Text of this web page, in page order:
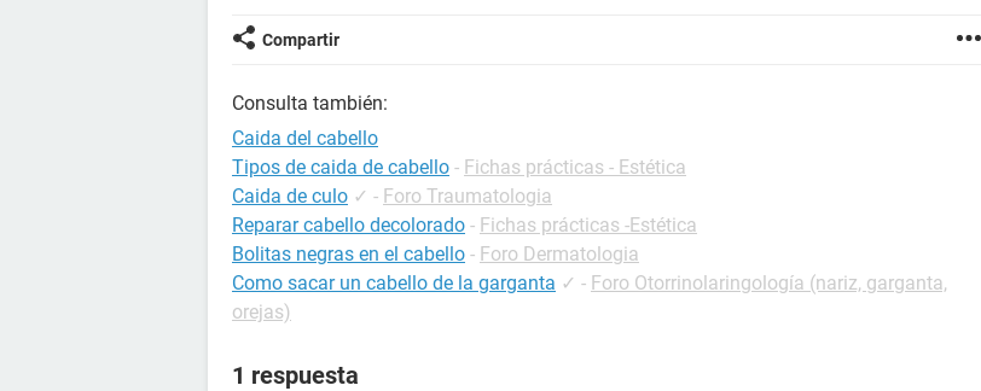
Compartir
Consulta también:
Caida del cabello
Tipos de caida de cabello - Fichas prácticas - Estética
Caida de culo ✓ - Foro Traumatologia
Reparar cabello decolorado - Fichas prácticas -Estética
Bolitas negras en el cabello - Foro Dermatologia
Como sacar un cabello de la garganta ✓ - Foro Otorrinolaringología (nariz, garganta,
orejas)
1 respuesta